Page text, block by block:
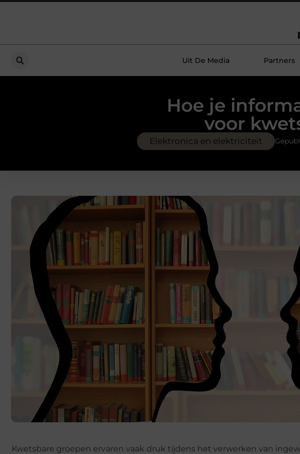
Uit De Media Partners
Hoe je
voor
Elektronica en elektriciteit
Kwetsbare groepen ervaren vaak druk tijdens het verwerken van